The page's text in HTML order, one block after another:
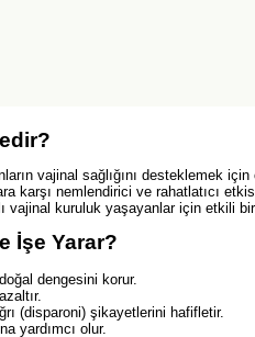
vajinal sağlığını desteklemek
karşı nemlendirici ve rahatlatıcı
vajinal kuruluk yaşayanlar için etkili
İşe Yarar?
dengesini korur.
(disparoni) şikayetlerini hafifletir.
yardımcı olur.